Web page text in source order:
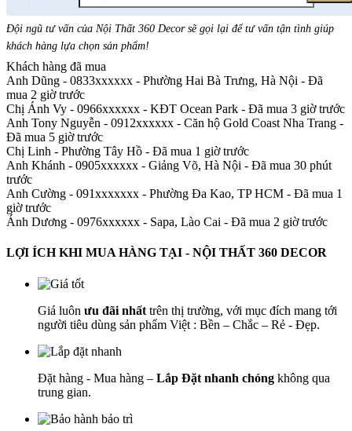
Đội ngũ tư vấn của Nội Thất 360 Decor sẽ gọi lại để tư vấn tận tình giúp
khách hàng lựa chọn sản phẩm!
Khách hàng đã mua
Anh Dũng - 0833xxxxxx - Phường Hai Bà Trưng, Hà Nội - Đã
mua 2 giờ trước
Chị Ánh Vy - 0966xxxxxx - KĐT Ocean Park - Đã mua 3 giờ trước
Anh Tony Nguyễn - 0912xxxxxx - Căn hộ Gold Coast Nha Trang -
Đã mua 5 giờ trước
Chị Linh - Phường Tây Hồ - Đã mua 1 giờ trước
Anh Khánh - 0905xxxxxx - Giảng Võ, Hà Nội - Đã mua 30 phút
trước
Anh Cường - 091xxxxxxx - Phường Đa Kao, TP HCM - Đã mua 1
giờ trước
Ánh Dương - 0976xxxxxx - Sapa, Lào Cai - Đã mua 2 giờ trước
LỢI ÍCH KHI MUA HÀNG TẠI - NỘI THẤT 360 DECOR
Giá luôn ưu đãi nhất trên thị trường, với mục đích mang tới
người tiêu dùng sản phẩm Việt : Bền – Chắc – Rẻ - Đẹp.
Đặt hàng - Mua hàng – Lắp Đặt nhanh chóng không qua
trung gian.